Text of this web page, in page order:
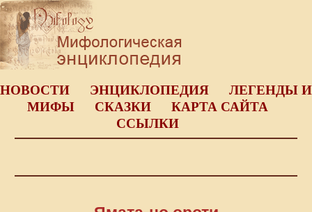
НОВОСТИ ЭНЦИКЛОПЕДИЯ
ЛЕГЕНДЫ И
МИФЫ
СКАЗКИ
КАРТА САЙТА
ССЫЛКИ